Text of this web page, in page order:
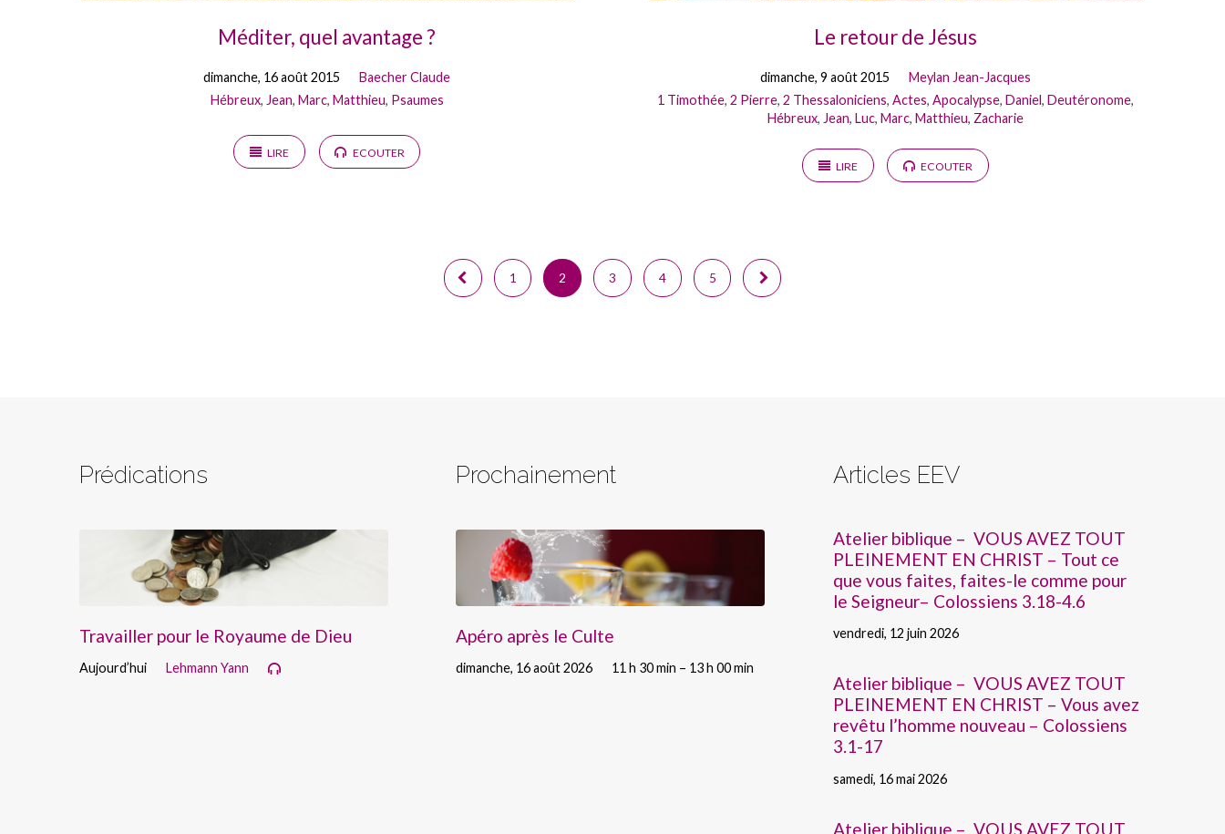
Méditer, quel avantage ?
dimanche, 16 août 2015
Baecher Claude
Hébreux, Jean, Marc, Matthieu, Psaumes
LIRE ECOUTER
Le retour de Jésus
dimanche, 9 août 2015
Meylan Jean-Jacques
1 Timothée,2 Pierre,2 Thessaloniciens,Actes,Apocalypse,Daniel,Deutéronome,
Hébreux, Jean,Luc,Marc,Matthieu, Zacharie
LIRE ECOUTER
1 2 3 4 5
Prédications
Travailler pour le Royaume de Dieu
Aujourd’hui Lehmann Yann
Prochainement
Apéro après le Culte
dimanche, 16 août 2026 11 h 30 min – 13 h 00 min
Articles EEV
Atelier biblique – VOUS AVEZ TOUT
PLEINEMENT EN CHRIST – Tout ce
que vous faites, faites-le comme pour
le Seigneur– Colossiens 3.18-4.6
vendredi, 12 juin 2026
Atelier biblique – VOUS AVEZ TOUT
PLEINEMENT EN CHRIST – Vous avez
revêtu l’homme nouveau – Colossiens
3.1-17
samedi, 16 mai 2026
Atelier biblique – VOUS AVEZ TOUT